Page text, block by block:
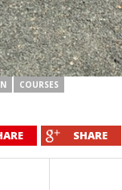
COURSES
SHARE